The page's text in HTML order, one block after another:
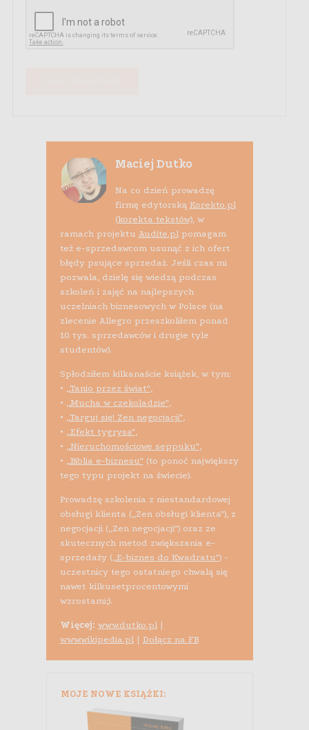
Maciej Dutko
Na co dzień prowadzę
firmę edytorską Korekto.pl
(korekta tekstów), w
ramach projektu Audite.plpomagam
też e-sprzedawcom usunąć z ich ofert
błędy psujące sprzedaż. Jeśli czas mi
pozwala, dzielę się wiedzą podczas
szkoleń i zajęć na najlepszych
uczelniach biznesowych w Polsce (na
zlecenie Allegro przeszkoliłem ponad
10 tys. sprzedawców i drugie tyle
studentów).
Spłodziłem kilkanaście książek, w tym:
• „Tanio przez świat”,
• „Mucha w czekoladzie”,
• „Targuj się! Zen negocjacji”,
• „Efekt tygrysa”,
• „Nieruchomościowe seppuku”,
• „Biblia e-biznesu”(to ponoć największy
tego typu projekt na świecie).
Prowadzę szkolenia z niestandardowej
obsługi klienta („Zen obsługi klienta”), z
negocjacji („Zen negocjacji”) oraz ze
skutecznych metod zwiększania e-
sprzedaży („E-biznes do Kwadratu”) -
uczestnicy tego ostatniego chwalą się
nawet kilkusetprocentowymi
wzrostami;).
Więcej: www.dutko.pl|
www.wikipedia.pl| Dołącz na FB
MOJE NOWE KSIĄŻKI: